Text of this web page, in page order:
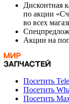
Дисконтная
по акции
во всех
Акции на
Посетить
Посетить
Посетить